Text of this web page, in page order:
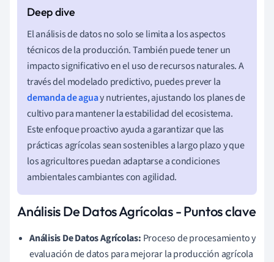
El análisis de datos no solo se limita a los aspectos
técnicos de la producción. También puede tener un
impacto significativo en el uso de recursos naturales. A
través del modelado predictivo, puedes prever la
demanda de aguay nutrientes, ajustando los planes de
cultivo para mantener la estabilidad del ecosistema.
Este enfoque proactivo ayuda a garantizar que las
prácticas agrícolas sean sostenibles a largo plazo y que
los agricultores puedan adaptarse a condiciones
ambientales cambiantes con agilidad.
Análisis De Datos Agrícolas - Puntos clave
Análisis De Datos Agrícolas: Proceso de procesamiento y
evaluación de datos para mejorar la producción agrícola